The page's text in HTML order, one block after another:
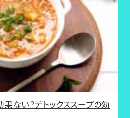
果ない？デトックススープの効